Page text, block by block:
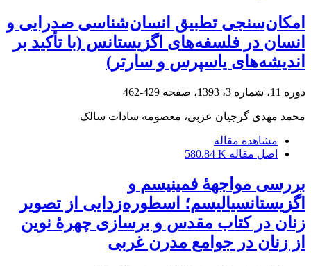
امکان‌سنجی تطبیق انسان‌شناسی صدرایی و
انسان در فلسفه‌های اگزیستانس (با تأکید بر
اندیشه‌های یاسپرس و سارتر)
دوره 11، شماره 3، 1393، صفحه 429-462
محمد مهدی گرجیان عربی، معصومه سادات سالک
مشاهده مقاله
اصل مقاله 580.84 K
بررسی مواجهۀ فمینیسم و
اگزیستانسیالیسم؛ اسطوره‌زدایی از تصویر
زنان در کتاب مقدس و برسازی چهرۀ نوین
از زنان در جوامع مدرن غربی